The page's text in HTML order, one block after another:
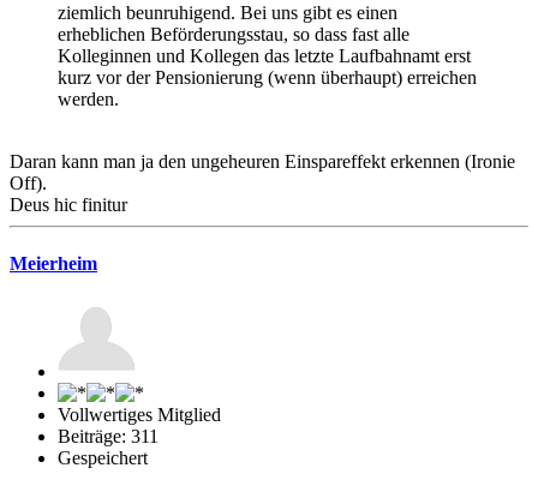
ziemlich beunruhigend. Bei uns gibt es einen
erheblichen Beförderungsstau, so dass fast alle
Kolleginnen und Kollegen das letzte Laufbahnamt erst
kurz vor der Pensionierung (wenn überhaupt) erreichen
werden.
Daran kann man ja den ungeheuren Einspareffekt erkennen (Ironie
Off).
Deus hic finitur
Meierheim
Vollwertiges Mitglied
Beiträge: 311
Gespeichert